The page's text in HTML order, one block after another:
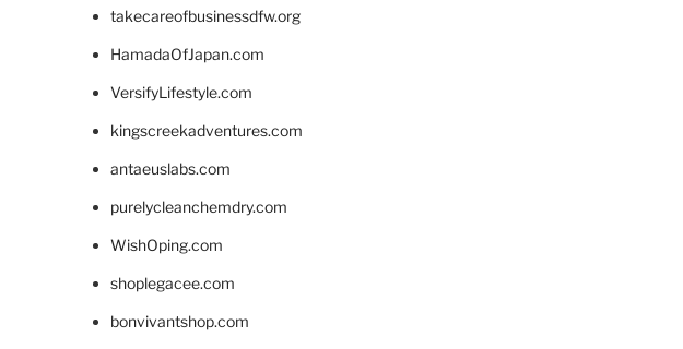
takecareofbusinessdfw.org
HamadaOfJapan.com
VersifyLifestyle.com
kingscreekadventures.com
antaeuslabs.com
purelycleanchemdry.com
WishOping.com
shoplegacee.com
bonvivantshop.com